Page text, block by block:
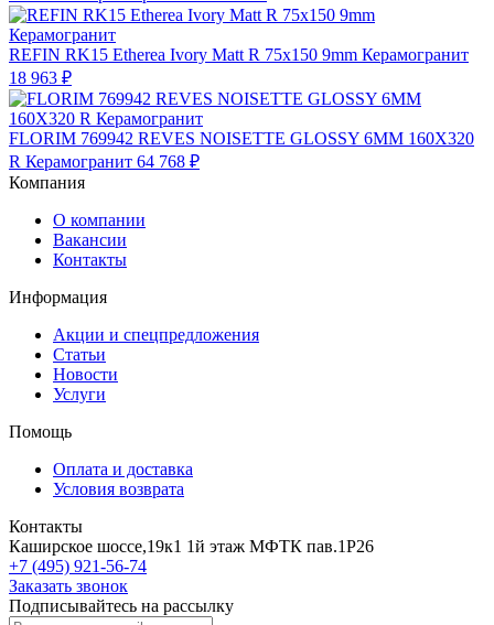
REFIN RK15 Etherea Ivory Matt R 75x150 9mm Керамогранит
18 963 ₽
FLORIM 769942 REVES NOISETTE GLOSSY 6MM 160X320
R Керамогранит 64 768 ₽
Компания
О компании
Вакансии
Контакты
Информация
Акции и спецпредложения
Статьи
Новости
Услуги
Помощь
Оплата и доставка
Условия возврата
Контакты
Каширское шоссе,19к1 1й этаж МФТК пав.1Р26
+7 (495) 921-56-74
Заказать звонок
Подписывайтесь на рассылку